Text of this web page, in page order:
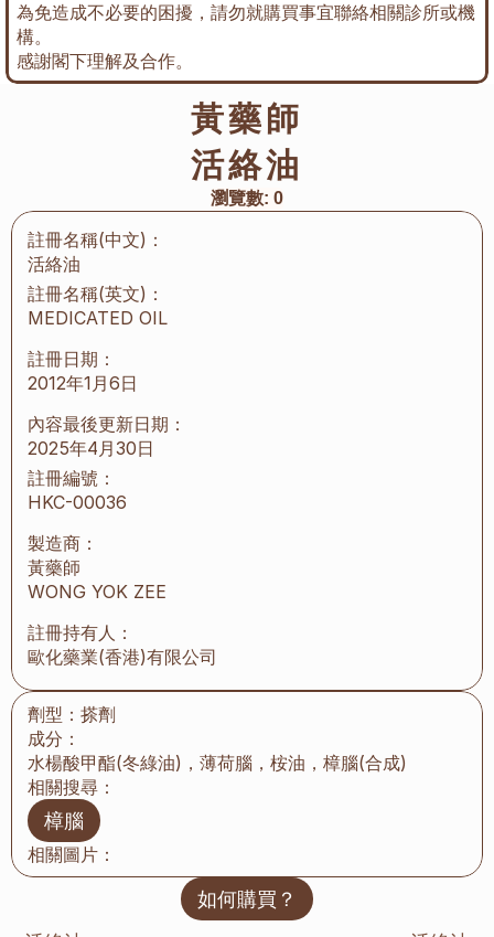
為免造成不必要的困擾，請勿就購買事宜聯絡相關診所或機
構。
感謝閣下理解及合作。
黃藥師
活絡油
瀏覽數: 0
註冊名稱(中文)：
活絡油
註冊名稱(英文)：
MEDICATED OIL
註冊日期：
2012年1月6日
內容最後更新日期：
2025年4月30日
註冊編號：
HKC-00036
製造商：
黃藥師
WONG YOK ZEE
註冊持有人：
歐化藥業(香港)有限公司
劑型： 搽劑
成分：
水楊酸甲酯(冬綠油)，薄荷腦，桉油，樟腦(合成)
相關搜尋：
樟腦
相關圖片：
如何購買？